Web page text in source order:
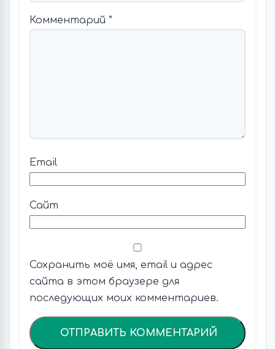
Комментарий *
Email
Сайт
Сохранить моё имя, email и адрес
сайта в этом браузере для
последующих моих комментариев.